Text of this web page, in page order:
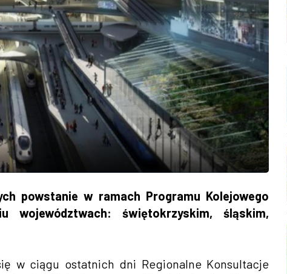
powstanie w ramach Programu Kolejowego
województwach: świętokrzyskim, śląskim,
w ciągu ostatnich dni Regionalne Konsultacje